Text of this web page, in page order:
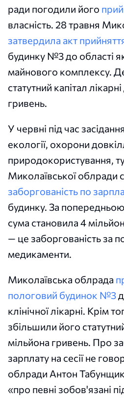
ради погодили його
власність. 28 травня
затвердила акт
будинку №3 до області
майнового комплексу.
статутний капітал
гривень.
У червні під час
екології, охорони
природокористування,
Миколаївської облради
заборгованість по
будинку. За
сума становила 4
— це заборгованість за
медикаменти.
Миколаївська облрада
пологовий будинок №3
клінічної лікарні. Крім
збільшили його
мільйона гривень. Про
зарплату на сесії не
облради Антон
«про певні зобов'язані